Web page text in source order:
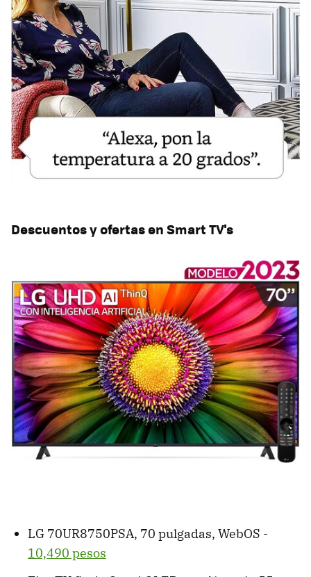
Descuentos y ofertas en Smart TV's
LG 70UR8750PSA, 70 pulgadas, WebOS -
10,490 pesos